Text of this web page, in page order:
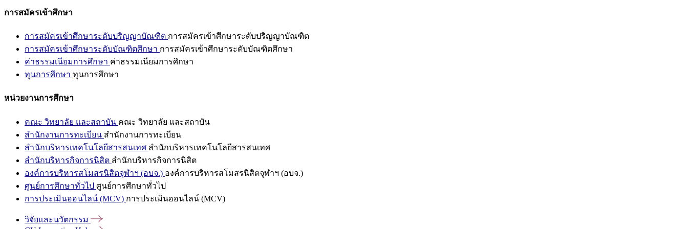
การสมัครเข้าศึกษา
การสมัครเข้าศึกษาระดับปริญญาบัณฑิต การสมัครเข้าศึกษาระดับปริญญาบัณฑิต
การสมัครเข้าศึกษาระดับบัณฑิตศึกษา การสมัครเข้าศึกษาระดับบัณฑิตศึกษา
ค่าธรรมเนียมการศึกษา ค่าธรรมเนียมการศึกษา
ทุนการศึกษา ทุนการศึกษา
หน่วยงานการศึกษา
คณะ วิทยาลัย และสถาบัน คณะ วิทยาลัย และสถาบัน
สำนักงานการทะเบียน สำนักงานการทะเบียน
สำนักบริหารเทคโนโลยีสารสนเทศ สำนักบริหารเทคโนโลยีสารสนเทศ
สำนักบริหารกิจการนิสิต สำนักบริหารกิจการนิสิต
องค์การบริหารสโมสรนิสิตจุฬาฯ (อบจ.) องค์การบริหารสโมสรนิสิตจุฬาฯ (อบจ.)
ศูนย์การศึกษาทั่วไป ศูนย์การศึกษาทั่วไป
การประเมินออนไลน์ (MCV) การประเมินออนไลน์ (MCV)
วิจัยและนวัตกรรม